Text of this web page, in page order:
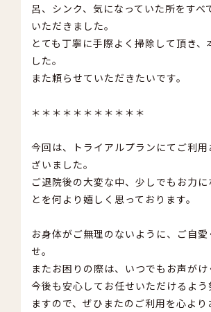
呂、シンク、気になっていた所をすべ
いただきました。
とても丁寧に手際よく掃除して頂き、
した。
また頼らせていただきたいです。
＊＊＊＊＊＊＊＊＊＊＊
今回は、トライアルプランにてご利
ざいました。
ご退院後の大変な中、少しでもお力に
とを何より嬉しく思っております。
お身体がご無理のないように、ご自愛
せ。
またお困りの際は、いつでもお声がけ
今後も安心してお任せいただけるよう
ますので、ぜひまたのご利用を心より